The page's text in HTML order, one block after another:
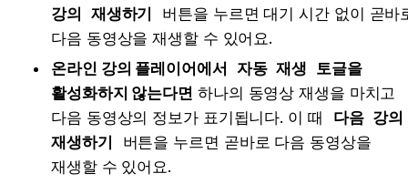
강의 재생하기
버튼을 누르면 대기 시간 없이 곧바
다음 동영상을 재생할 수 있어요.
온라인 강의 플레이어에서
자동 재생 토글을
활성화하지 않는다면 하나의 동영상 재생을 마치고
다음 동영상의 정보가 표기됩니다. 이 때
다음 강의
재생하기
버튼을 누르면 곧바로 다음 동영상을
재생할 수 있어요.